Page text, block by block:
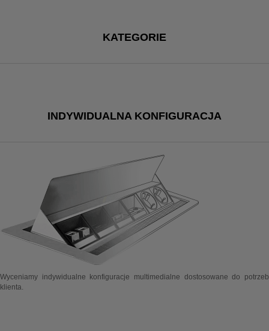
KATEGORIE
INDYWIDUALNA KONFIGURACJA
Wyceniamy indywidualne konfiguracje multimedialne dostosowane do potrzeb
klienta.